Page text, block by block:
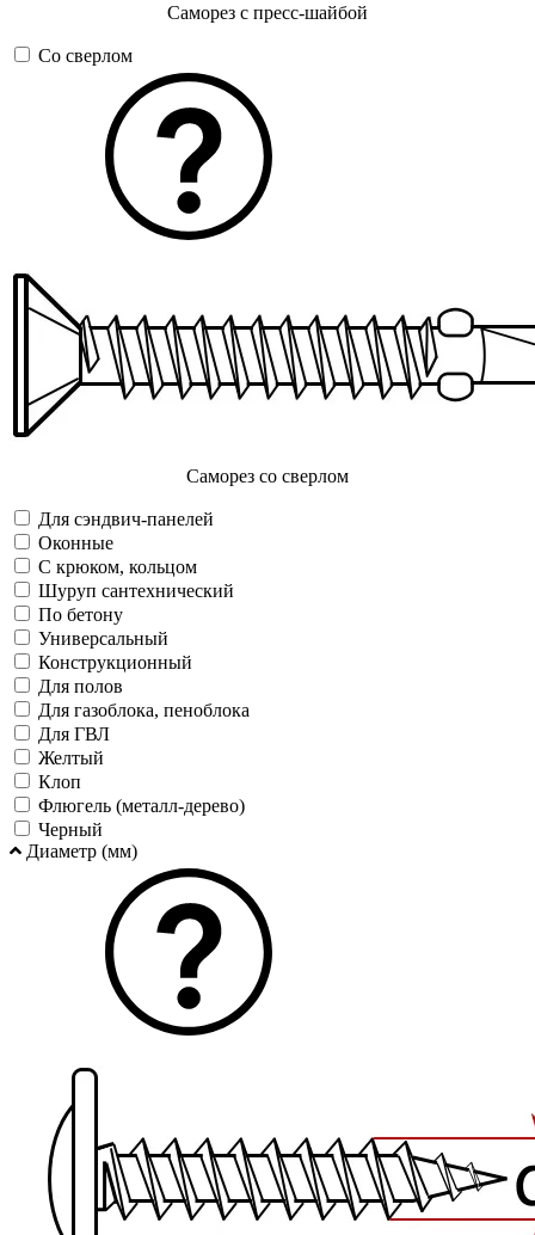
Саморез с пресс-шайбой
Со сверлом
Саморез со сверлом
Для сэндвич-панелей
Оконные
С крюком, кольцом
Шуруп сантехнический
По бетону
Универсальный
Конструкционный
Для полов
Для газоблока, пеноблока
Для ГВЛ
Желтый
Клоп
Флюгель (металл-дерево)
Черный
Диаметр (мм)